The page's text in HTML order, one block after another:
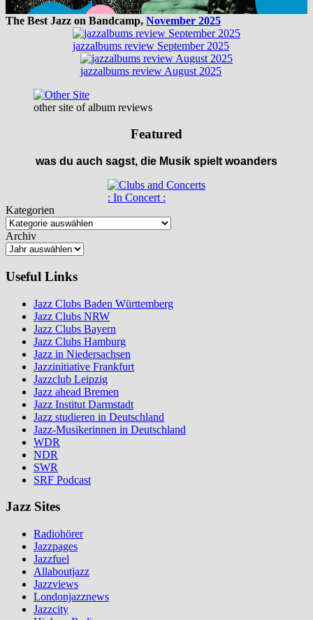
The Best Jazz on Bandcamp, November 2025
jazzalbums review September 2025
jazzalbums review August 2025
other site of album reviews
Featured
was du auch sagst, die Musik spielt woanders
: In Concert :
Kategorien
Archiv
Useful Links
Jazz Clubs Baden Württemberg
Jazz Clubs NRW
Jazz Clubs Bayern
Jazz Clubs Hamburg
Jazz in Niedersachsen
Jazzinitiative Frankfurt
Jazzclub Leipzig
Jazz ahead Bremen
Jazz Institut Darmstadt
Jazz studieren in Deutschland
Jazz-Musikerinnen in Deutschland
WDR
NDR
SWR
SRF Podcast
Jazz Sites
Radiohörer
Jazzpages
Jazzfuel
Allaboutjazz
Jazzviews
Londonjazznews
Jazzcity